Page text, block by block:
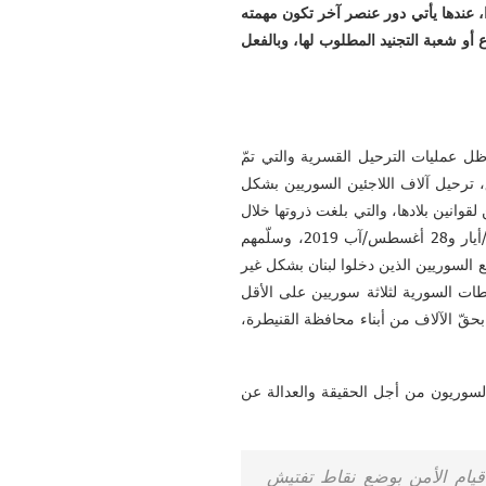
عندها يأتي دور عنصر آخر تكون مهمته
التجنيد المطلوب لها، وبالفعل
عمليات الترحيل القسرية والتي تمّ
آلاف اللاجئين السوريين بشكل
بلادها، والتي بلغت ذروتها خلال
شهر تموز/يوليو 2019، في حين كان الأمن العام اللبناني قد رحّل 2,731 سوريا خلال الفترة الواقعة ما بين 21 مايو/أيار و28 أغسطس/آب 2019، وسلّمهم
قراره الصادر في 13 مايو/ أيار 2019 والقاضي بترحيل جميع السوريين الذين دخلوا لبنان بشكل غير
السورية لثلاثة سوريين على الأقل
الأمر الذي يُخشى من تكراره بحقّ الآلاف من أبناء محافظة القنيطرة،
لسوريون من أجل الحقيقة والعدالة عن
الأمن بوضع نقاط تفتيش